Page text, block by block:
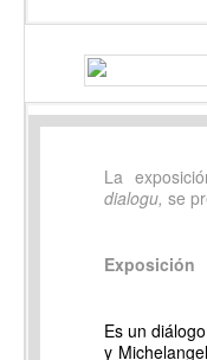
La
dialogu, se
Exposición
Es un
y